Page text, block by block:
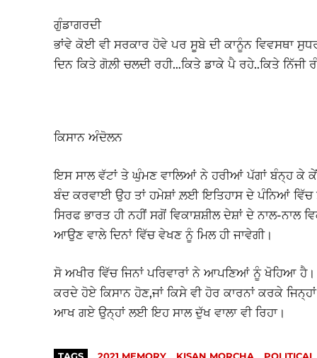
ਗੁੰਡਾਗਰਦੀ
ਭਾਂਵੇ ਕੋਈ ਵੀ ਸਰਕਾਰ ਹੋਵੇ ਪਰ ਸੂਬੇ ਦੀ ਕਾਨੂੰਨ ਵਿਵਸਥਾ
ਦਿਨ ਕਿਤੇ ਗੋਲ਼ੀ ਚਲਦੀ ਰਹੀ…ਕਿਤੇ ਡਾਕੇ ਪੈ ਰਹੇ..ਕਿਤੇ
ਕਿਸਾਨ ਅੰਦੋਲਨ
ਇਸ ਸਾਲ ਵੱਟਾਂ ਤੇ ਘੁੰਮਣ ਵਾਲਿਆਂ ਨੇ ਹਰੀਆਂ ਪੱਗਾਂ ਬੰਨ੍ਹ ਕੇ
ਬੰਦ ਕਰਵਾਈ ਉਹ ਤਾਂ ਹਮੇਸ਼ਾਂ ਲ਼ਈ ਇਤਿਹਾਸ ਦੇ ਪੰਨਿਆਂ
ਸਿਰਫ ਭਾਰਤ ਹੀ ਨਹੀਂ ਸਗੋਂ ਵਿਕਾਸ਼ਸ਼ੀਲ ਦੇਸ਼ਾਂ ਦੇ ਨਾਲ-ਨਾਲ
ਆਉਣ ਵਾਲੇ ਦਿਨਾਂ ਵਿੱਚ ਵੇਖਣ ਨੂੰ ਮਿਲ ਹੀ ਜਾਵੇਗੀ।
ਸੋ ਅਖੀਰ ਵਿੱਚ ਜਿਨਾਂ ਪਰਿਵਾਰਾਂ ਨੇ ਆਪਣਿਆਂ ਨੂੰ ਖੋਹਿਆ ਹੈ।
ਕਰਦੇ ਹੋਏ ਕਿਸਾਨ ਹੋਣ,ਜਾਂ ਕਿਸੇ ਵੀ ਹੋਰ ਕਾਰਨਾਂ ਕਰਕੇ
ਆਖ ਗਏ ਉਨ੍ਹਾਂ ਲਈ ਇਹ ਸਾਲ ਦੁੱਖ ਵਾਲਾ ਵੀ ਰਿਹਾ।
TAGS 2021 MEMORY KISAN MORCHA